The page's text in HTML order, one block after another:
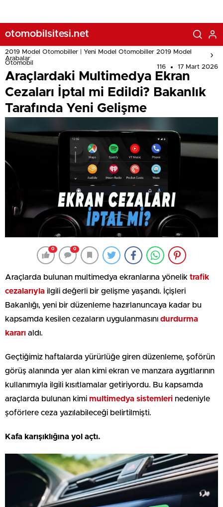
otomobilsitesi.net
2019 Model Otomobiller | Yeni Model Otomobiller 2019 Model
Arabalar
Otomobil
116 17 Mart 2026
Araçlardaki Multimedya Ekran
Cezaları İptal mi Edildi? Bakanlık
Tarafında Yeni Gelişme
0 0
Araçlarda bulunan multimedya ekranlarına yönelik trafik
cezalarıyla ilgili değerli bir gelişme yaşandı. İçişleri
Bakanlığı, yeni bir düzenleme hazırlanuncaya kadar bu
kapsamda kesilen cezaların uygulanmasını durdurma
kararı aldı.
Geçtiğimiz haftalarda yürürlüğe giren düzenleme, şoförün
görüş alanında yer alan kimi ekran ve manzara aygıtlarının
kullanımıyla ilgili kısıtlamalar getiriyordu. Bu kapsamda
araçlarda bulunan kimi multimedya sistemleri nedeniyle
şoförlere ceza yazılabileceği belirtilmişti.
Kafa karışıklığına yol açtı.